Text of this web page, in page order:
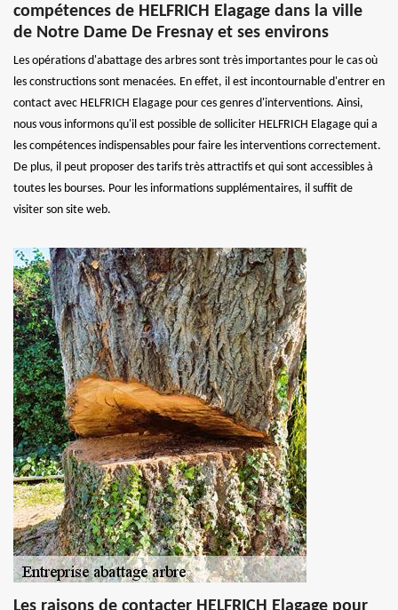
compétences de HELFRICH Elagage dans la ville
de Notre Dame De Fresnay et ses environs
Les opérations d'abattage des arbres sont très importantes pour le cas où
les constructions sont menacées. En effet, il est incontournable d'entrer en
contact avec HELFRICH Elagage pour ces genres d'interventions. Ainsi,
nous vous informons qu'il est possible de solliciter HELFRICH Elagage qui a
les compétences indispensables pour faire les interventions correctement.
De plus, il peut proposer des tarifs très attractifs et qui sont accessibles à
toutes les bourses. Pour les informations supplémentaires, il suffit de
visiter son site web.
Les raisons de contacter HELFRICH Elagage pour